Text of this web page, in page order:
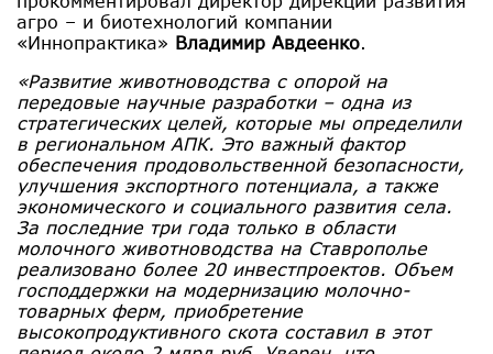
агро – и биотехнологий компании
«Иннопрактика» Владимир Авдеенко.
«Развитие животноводства с опорой на
передовые научные разработки – одна из
стратегических целей, которые мы определили
в региональном АПК. Это важный фактор
обеспечения продовольственной безопасности,
улучшения экспортного потенциала, а также
экономического и социального развития села.
За последние три года только в области
молочного животноводства на Ставрополье
реализовано более 20 инвестпроектов. Объем
господдержки на модернизацию молочно-
товарных ферм, приобретение
высокопродуктивного скота составил в этот